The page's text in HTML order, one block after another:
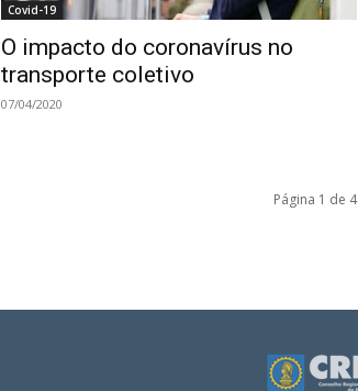
Covid-19
O impacto do coronavírus no
transporte coletivo
07/04/2020
Página 1 de 4